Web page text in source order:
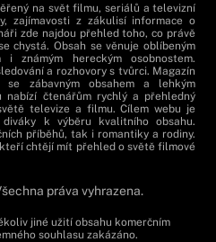
na svět filmu, seriálů a televizní
zajímavosti z zákulisí informace o
zde najdou přehled toho, co právě
chystá. Obsah se věnuje oblíbeným
i známým hereckým osobnostem.
a rozhovory s tvůrci. Magazín
se zábavným obsahem a lehkým
nabízí čtenářům rychlý a přehledný
televize a filmu. Cílem webu je
k výběru kvalitního obsahu.
příběhů, tak i romantiky a rodiny.
chtějí mít přehled o světě filmové
práva vyhrazena.
jiné užití obsahu komerčním
souhlasu zakázáno.